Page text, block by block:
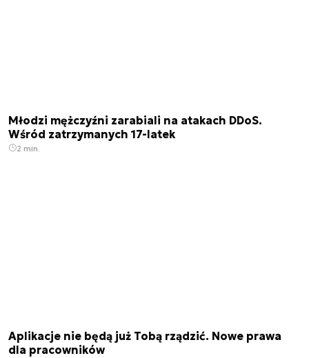
Młodzi mężczyźni zarabiali na atakach DDoS.
Wśród zatrzymanych 17-latek
2 min.
Aplikacje nie będą już Tobą rządzić. Nowe prawa
dla pracowników